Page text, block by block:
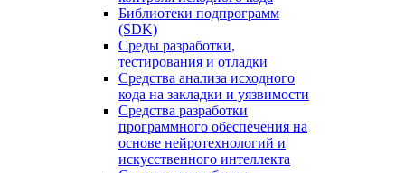
Библиотеки подпрограмм
(SDK)
Среды разработки,
тестирования и отладки
Средства анализа исходного
кода на закладки и уязвимости
Средства разработки
программного обеспечения на
основе нейротехнологий и
искусственного интеллекта